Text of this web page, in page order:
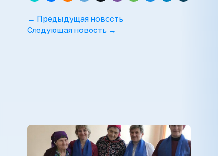
← Предыдущая новость
Следующая новость →